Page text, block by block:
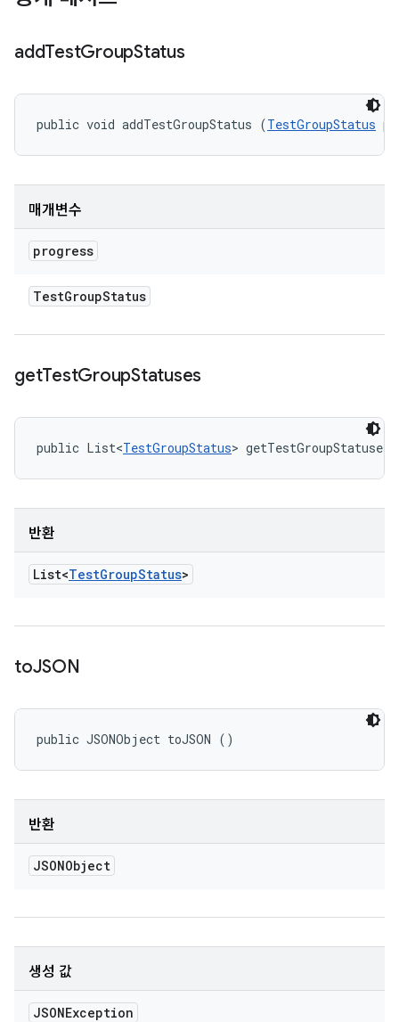
addTestGroupStatus
public void addTestGroupStatus (TestGroupStatus
매개변수
progress
TestGroupStatus
getTestGroupStatuses
public List<TestGroupStatus>
반환
List<TestGroupStatus>
toJSON
public JSONObject toJSON ()
반환
JSONObject
생성 값
JSONException